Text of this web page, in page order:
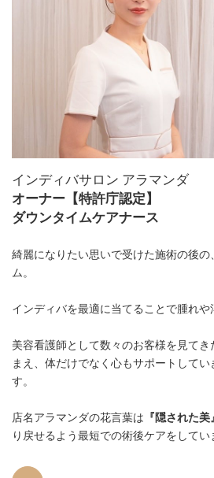
インディバサロン アラマンダ
オーナー【特許庁認定】
ダウンタイムケアナース
綺麗になりたい思いで受けた施術の後の
ム。
インディバを最適に当てることで腫れ
美容看護師として数々のお客様を見て
まえ、体だけでなく心もサポートしてい
す。
店名アラマンダの花言葉は 『隠された美
り戻せるよう最短での術後ケアをしてい